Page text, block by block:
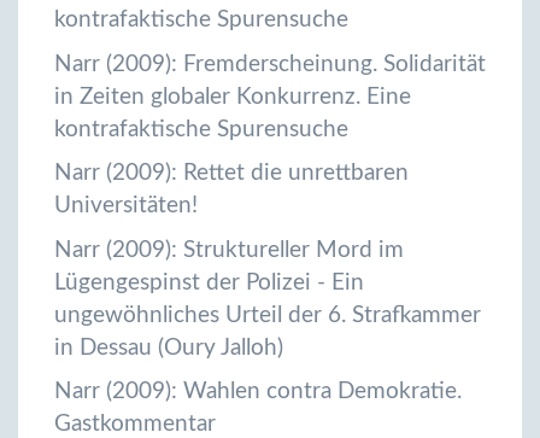
kontrafaktische Spurensuche
Narr (2009): Fremderscheinung. Solidarität
in Zeiten globaler Konkurrenz. Eine
kontrafaktische Spurensuche
Narr (2009): Rettet die unrettbaren
Universitäten!
Narr (2009): Struktureller Mord im
Lügengespinst der Polizei - Ein
ungewöhnliches Urteil der 6. Strafkammer
in Dessau (Oury Jalloh)
Narr (2009): Wahlen contra Demokratie.
Gastkommentar